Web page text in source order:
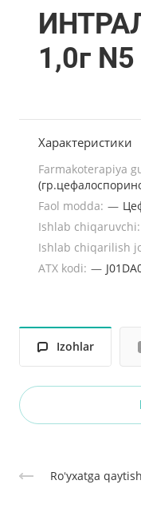
1,0г N5
Характеристики
Farmakoterapiya
Faol modda: —
Ishlab chiqaruvchi:
Ishlab chiqarilish
ATX kodi: —
Izohlar
Roʻyxatga qaytish